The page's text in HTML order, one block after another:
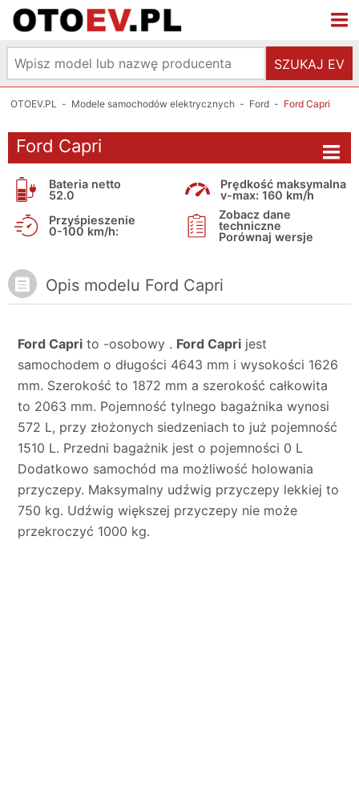
SZUKAJ EV
OTOEV.PL - Modele samochodów elektrycznych - Ford - Ford Capri
Ford Capri
Bateria netto
52.0
Prędkość maksymalna
v-max: 160 km/h
Przyśpieszenie
0-100 km/h:
Zobacz dane
techniczne
Porównaj wersje
Opis modelu Ford Capri
Ford Capri to -osobowy . Ford Capri jest
samochodem o długości 4643 mm i wysokości 1626
mm. Szerokość to 1872 mm a szerokość całkowita
to 2063 mm. Pojemność tylnego bagażnika wynosi
572 L, przy złożonych siedzeniach to już pojemność
1510 L. Przedni bagażnik jest o pojemności 0 L
Dodatkowo samochód ma możliwość holowania
przyczepy. Maksymalny udźwig przyczepy lekkiej to
750 kg. Udźwig większej przyczepy nie może
przekroczyć 1000 kg.